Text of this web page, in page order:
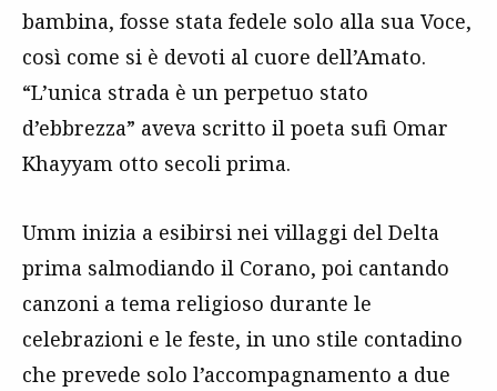
bambina, fosse stata fedele solo alla sua Voce,
così come si è devoti al cuore dell’Amato.
“L’unica strada è un perpetuo stato
d’ebbrezza” aveva scritto il poeta sufi Omar
Khayyam otto secoli prima.
Umm inizia a esibirsi nei villaggi del Delta
prima salmodiando il Corano, poi cantando
canzoni a tema religioso durante le
celebrazioni e le feste, in uno stile contadino
che prevede solo l’accompagnamento a due